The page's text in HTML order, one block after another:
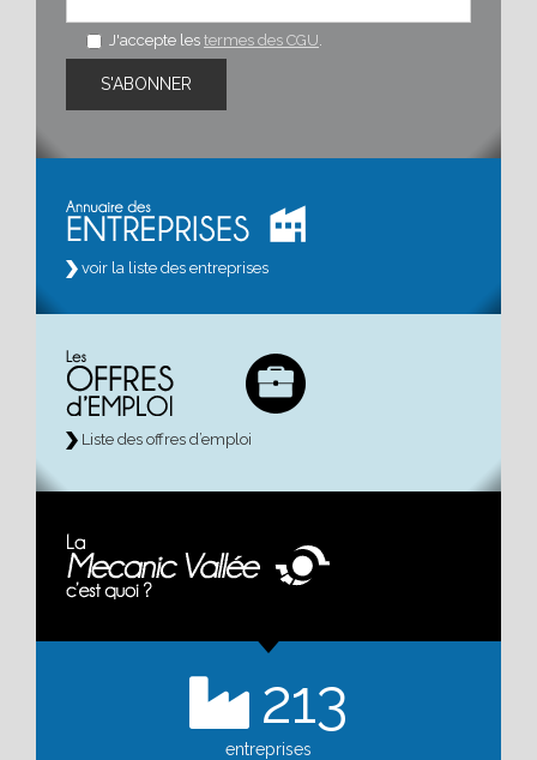
J'accepte les termes des CGU
voir la liste des entreprises
Liste des offres d’emploi
213
entreprises